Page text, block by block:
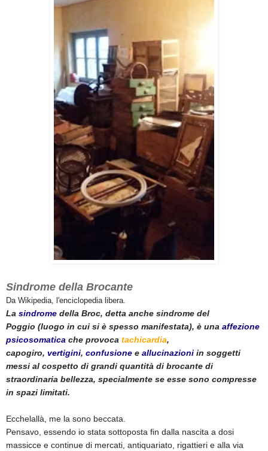
Sindrome della Brocante
Da Wikipedia, l'enciclopedia libera.
La sindrome della Broc, detta anche sindrome del
Poggio (luogo in cui si è spesso manifestata), è una affezione
psicosomatica che provoca tachicardia,
capogiro, vertigini, confusione e allucinazioni in soggetti
messi al cospetto di grandi quantità di brocante di
straordinaria bellezza, specialmente se esse sono compresse
in spazi limitati.
Ecchelallà, me la sono beccata.
Pensavo, essendo io stata sottoposta fin dalla nascita a dosi
massicce e continue di mercati, antiquariato, rigattieri e alla via